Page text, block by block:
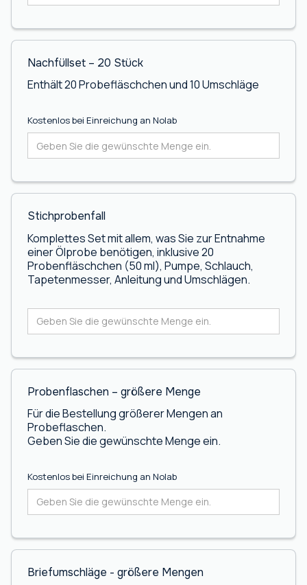
Nachfüllset – 20 Stück
Enthält 20 Probefläschchen und 10 Umschläge
Kostenlos bei Einreichung an Nolab
Stichprobenfall
Komplettes Set mit allem, was Sie zur Entnahme
einer Ölprobe benötigen, inklusive 20
Probenfläschchen (50 ml), Pumpe, Schlauch,
Tapetenmesser, Anleitung und Umschlägen.
Probenflaschen – größere Menge
Für die Bestellung größerer Mengen an
Probeflaschen.
Geben Sie die gewünschte Menge ein.
Kostenlos bei Einreichung an Nolab
Briefumschläge - größere Mengen